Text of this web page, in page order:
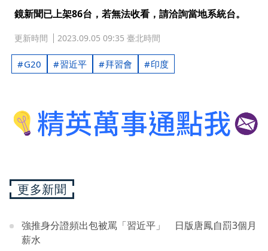
鏡新聞已上架86台，若無法收看，請洽詢當地系統台。
更新時間 2023.09.05 09:35 臺北時間
G20 習近平 拜習會 印度
更多新聞
強推身分證頻出包被罵「習近平」 日版唐鳳自罰3個月
薪水